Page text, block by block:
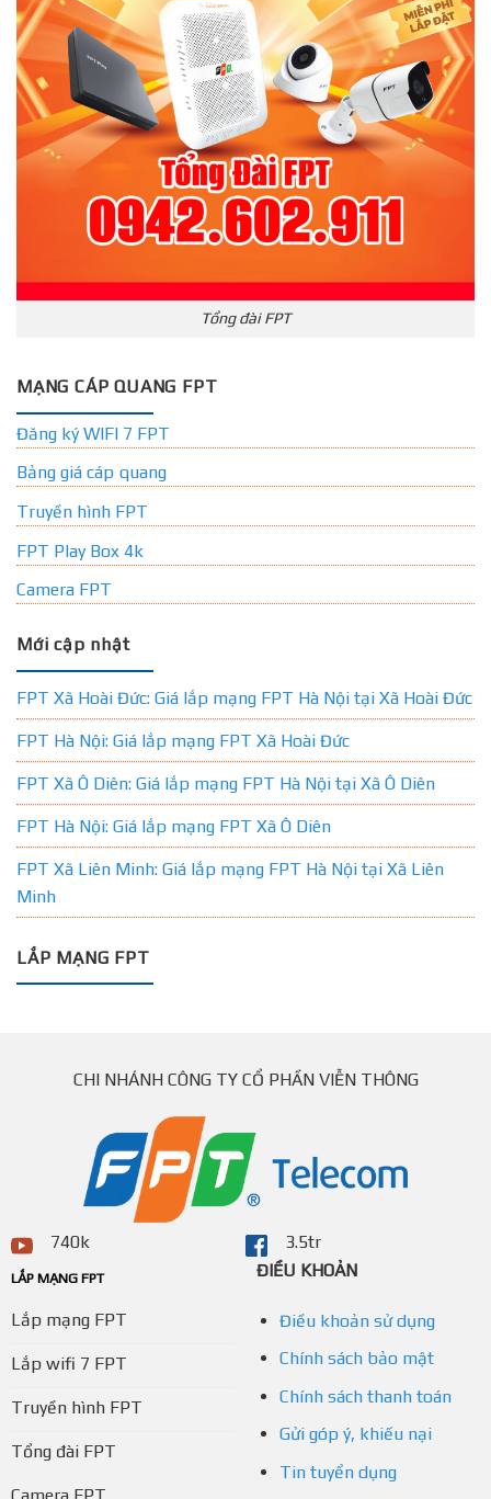
Tổng đài FPT
MẠNG CÁP QUANG FPT
Đăng ký WIFI 7 FPT
Bảng giá cáp quang
Truyền hình FPT
FPT Play Box 4k
Camera FPT
Mới cập nhật
FPT Xã Hoài Đức: Giá lắp mạng FPT Hà Nội tại Xã Hoài Đức
FPT Hà Nội: Giá lắp mạng FPT Xã Hoài Đức
FPT Xã Ô Diên: Giá lắp mạng FPT Hà Nội tại Xã Ô Diên
FPT Hà Nội: Giá lắp mạng FPT Xã Ô Diên
FPT Xã Liên Minh: Giá lắp mạng FPT Hà Nội tại Xã Liên
Minh
LẮP MẠNG FPT
CHI NHÁNH CÔNG TY CỔ PHẦN VIỄN THÔNG
740k 3.5tr
LẮP MẠNG FPT
Lắp mạng FPT
Lắp wifi 7 FPT
Truyền hình FPT
Tổng đài FPT
Camera FPT
ĐIỀU KHOẢN
Điều khoản sử dụng
Chính sách bảo mật
Chính sách thanh toán
Gửi góp ý, khiếu nại
Tin tuyển dụng